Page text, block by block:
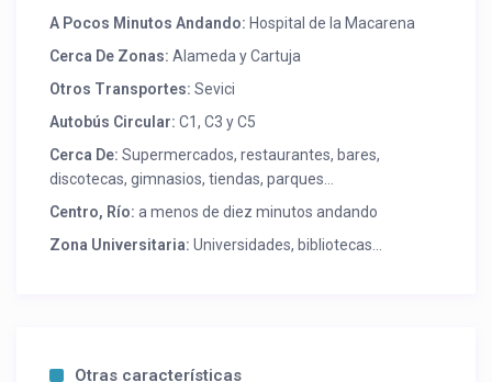
A Pocos Minutos Andando: Hospital de la Macarena
Cerca De Zonas: Alameda y Cartuja
Otros Transportes: Sevici
Autobús Circular: C1, C3 y C5
Cerca De: Supermercados, restaurantes, bares,
discotecas, gimnasios, tiendas, parques…
Centro, Río: a menos de diez minutos andando
Zona Universitaria: Universidades, bibliotecas...
Otras características